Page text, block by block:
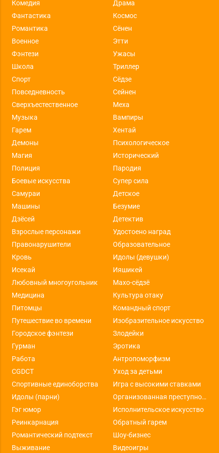
Комедия
Драма
Фантастика
Космос
Романтика
Сёнен
Военное
Этти
Фэнтези
Ужасы
Школа
Триллер
Спорт
Сёдзе
Повседневность
Сейнен
Сверхъестественное
Меха
Музыка
Вампиры
Гарем
Хентай
Демоны
Психологическое
Магия
Исторический
Полиция
Пародия
Боевые искусства
Супер сила
Самураи
Детское
Машины
Безумие
Дзёсей
Детектив
Взрослые персонажи
Удостоено наград
Правонарушители
Образовательное
Кровь
Идолы (девушки)
Исекай
Ияшикей
Любовный многоугольник
Махо-сёдзё
Медицина
Культура отаку
Питомцы
Командный спорт
Путешествие во времени
Изобразительное искусство
Городское фэнтези
Злодейки
Гурман
Эротика
Работа
Антропоморфизм
CGDCT
Уход за детьми
Спортивные единоборства
Игра с высокими ставками
Идолы (парни)
Организованная преступность
Гэг юмор
Исполнительское искусство
Реинкарнация
Обратный гарем
Романтический подтекст
Шоу-бизнес
Выживание
Видеоигры